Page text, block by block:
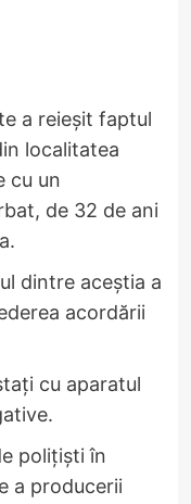
a reieșit faptul
localitatea
cu un
de 32 de ani
dintre aceștia a
acordării
cu aparatul
polițiști în
a producerii